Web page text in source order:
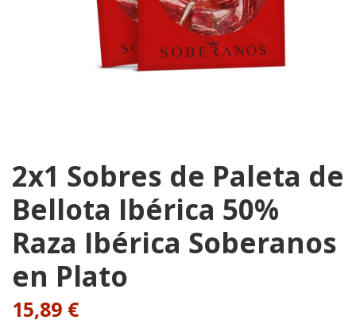
2x1 Sobres de Paleta de
Bellota Ibérica 50%
Raza Ibérica Soberanos
en Plato
15,89 €